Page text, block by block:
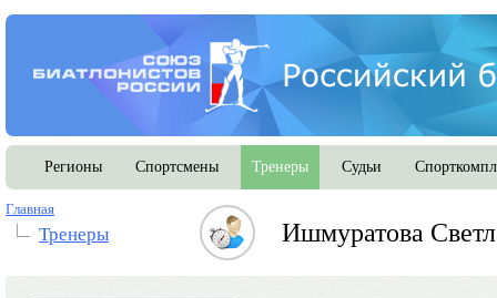
Регионы Спортсмены Тренеры Судьи
Главная
Тренеры Ишмуратова